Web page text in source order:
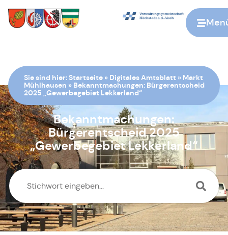
Sie sind hier:Startseite » Digitales Amtsblatt » Markt
Mühlhausen » Bekanntmachungen: Bürgerentscheid
2025 „Gewerbegebiet Lekkerland“
Bekanntmachungen:
Bürgerentscheid 2025
„Gewerbegebiet Lekkerland“